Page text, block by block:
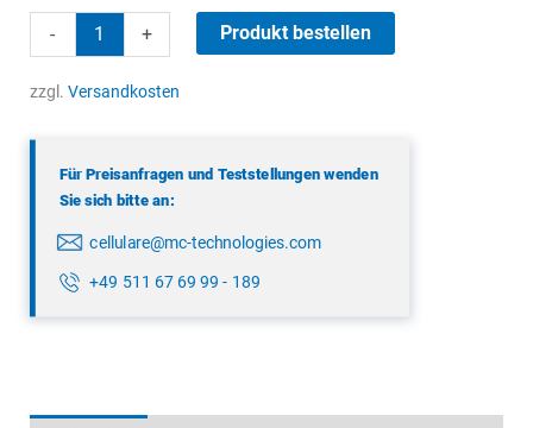
-
EG912N-
EN
+ Produkt bestellen
zzgl. Versandkosten
Für Preisanfragen und Teststellungen wenden
Sie sich bitte an:
cellulare@mc-technologies.com
+49 511 67 69 99 - 189